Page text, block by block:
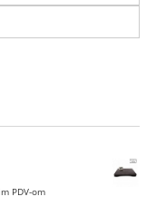
PDV-om